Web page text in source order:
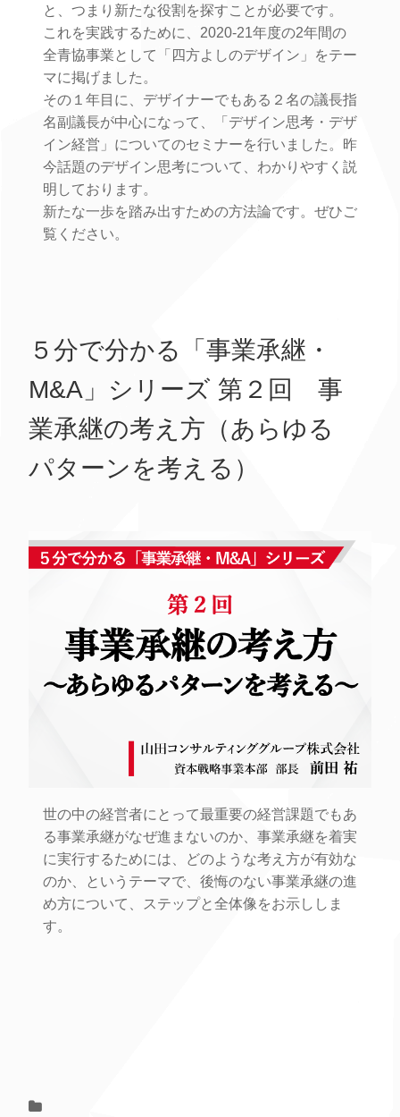
と、つまり新たな役割を探すことが必要です。
これを実践するために、2020-21年度の2年間の
全青協事業として「四方よしのデザイン」をテー
マに掲げました。
その１年目に、デザイナーでもある２名の議長指
名副議長が中心になって、「デザイン思考・デザ
イン経営」についてのセミナーを行いました。昨
今話題のデザイン思考について、わかりやすく説
明しております。
新たな一歩を踏み出すための方法論です。ぜひご
覧ください。
５分で分かる「事業承継・
M&A」シリーズ 第２回 事
業承継の考え方（あらゆる
パターンを考える）
世の中の経営者にとって最重要の経営課題でもあ
る事業承継がなぜ進まないのか、事業承継を着実
に実行するためには、どのような考え方が有効な
のか、というテーマで、後悔のない事業承継の進
め方について、ステップと全体像をお示ししま
す。